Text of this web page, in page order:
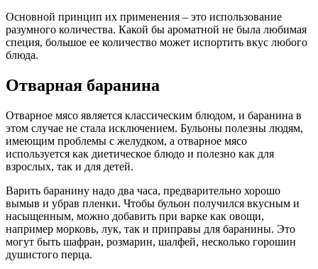
Основной принцип их применения – это использование
разумного количества. Какой бы ароматной не была любимая
специя, большое ее количество может испортить вкус любого
блюда.
Отварная баранина
Отварное мясо является классическим блюдом, и баранина в
этом случае не стала исключением. Бульоны полезны людям,
имеющим проблемы с желудком, а отварное мясо
используется как диетическое блюдо и полезно как для
взрослых, так и для детей.
Варить баранину надо два часа, предварительно хорошо
вымыв и убрав пленки. Чтобы бульон получился вкусным и
насыщенным, можно добавить при варке как овощи,
например морковь, лук, так и приправы для баранины. Это
могут быть шафран, розмарин, шалфей, несколько горошин
душистого перца.